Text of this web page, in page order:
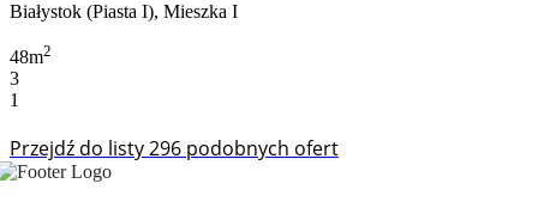
Białystok (Piasta I), Mieszka I
48m2
3
1
Przejdź do listy 296 podobnych ofert